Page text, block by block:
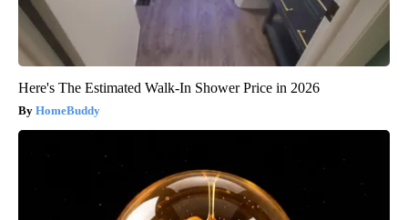
Here's The Estimated Walk-In Shower Price in 2026
HomeBuddy